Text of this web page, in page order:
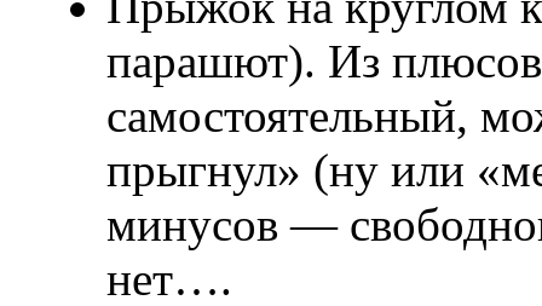
парашют). Из
самостоятельный,
прыгнул» (ну или
минусов —
нет….